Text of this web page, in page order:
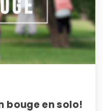
bouge en solo!